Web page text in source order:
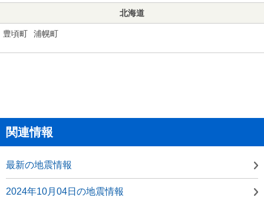
北海道
豊頃町 浦幌町
関連情報
最新の地震情報
2024年10月04日の地震情報